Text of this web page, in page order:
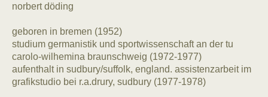
norbert döding
geboren in bremen (1952)
studium germanistik und sportwissenschaft an der tu
carolo-wilhemina braunschweig (1972-1977)
aufenthalt in sudbury/suffolk, england. assistenzarbeit im
grafikstudio bei r.a.drury, sudbury (1977-1978)